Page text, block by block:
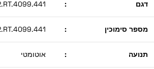
דגם :
441.JX.4802.RT.4099
מספר סימוכין :
441.JX.4802.RT.4099
תנועה : אוטומטי